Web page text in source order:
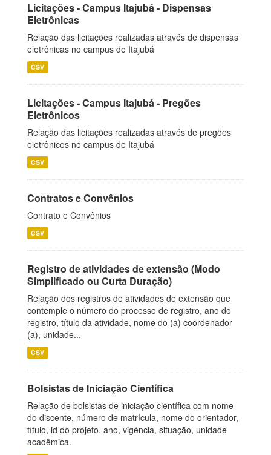
Licitações - Campus Itajubá - Dispensas
Eletrônicas
Relação das licitações realizadas através de dispensas
eletrônicas no campus de Itajubá
CSV
Licitações - Campus Itajubá - Pregões
Eletrônicos
Relação das licitações realizadas através de pregões
eletrônicos no campus de Itajubá
CSV
Contratos e Convênios
Contrato e Convênios
CSV
Registro de atividades de extensão (Modo
Simplificado ou Curta Duração)
Relação dos registros de atividades de extensão que
contemple o número do processo de registro, ano do
registro, título da atividade, nome do (a) coordenador
(a), unidade...
CSV
Bolsistas de Iniciação Científica
Relação de bolsistas de iniciação científica com nome
do discente, número de matrícula, nome do orientador,
título, id do projeto, ano, vigência, situação, unidade
acadêmica.